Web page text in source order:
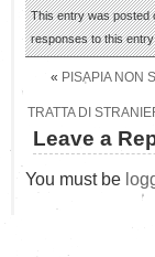
This entry was posted
responses to this
« PISAPIA NON
TRATTA DI
Leave a
You must be